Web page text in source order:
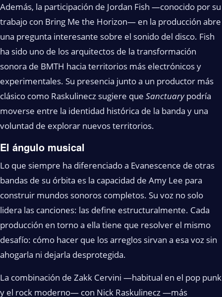
Además, la participación de Jordan Fish —conocido por su
trabajo con Bring Me the Horizon— en la producción abre
una pregunta interesante sobre el sonido del disco. Fish
ha sido uno de los arquitectos de la transformación
sonora de BMTH hacia territorios más electrónicos y
experimentales. Su presencia junto a un productor más
clásico como Raskulinecz sugiere que Sanctuarypodría
moverse entre la identidad histórica de la banda y una
voluntad de explorar nuevos territorios.
El ángulo musical
Lo que siempre ha diferenciado a Evanescence de otras
bandas de su órbita es la capacidad de Amy Lee para
construir mundos sonoros completos. Su voz no solo
lidera las canciones: las define estructuralmente. Cada
producción en torno a ella tiene que resolver el mismo
desafío: cómo hacer que los arreglos sirvan a esa voz sin
ahogarla ni dejarla desprotegida.
La combinación de Zakk Cervini —habitual en el pop punk
y el rock moderno— con Nick Raskulinecz —más